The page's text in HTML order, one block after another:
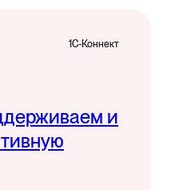
1С-Коннект
и